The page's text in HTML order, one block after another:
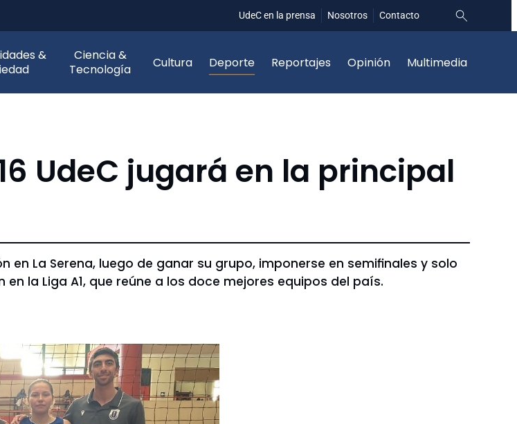
UdeC en la prensa Nosotros Contacto
&
Ciencia &
Tecnología
Cultura Deporte Reportajes Opinión Multimedia
UdeC jugará en la principal
en La Serena, luego de ganar su grupo, imponerse en semifinales y solo
la Liga A1, que reúne a los doce mejores equipos del país.